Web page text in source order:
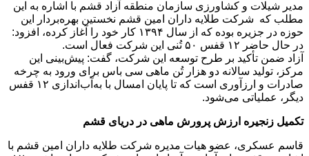
مدیر شیلات و کشاورزی سازمان منطقه آزاد قشم با اشاره به این
مطلب که شرکت طلایه داران امین قشم نخستین بهره‌بردار این
حوزه در جزیره بوده که از سال ۱۳۹۴ کار خود را آغاز کرده، افزود:
در حال حاضر ۱۲ قفس ۵۰ تُنی این شرکت فعال است.
آزاد ضمن تأکید بر طرح توسعه این شرکت، گفت: پیش‌بینی این
مرکز، تولید سالانه دو هزار تُن ماهی سی باس برای ورود به چرخه
صادرات و ارزآوری است که تا پایان امسال با به‌آب‌اندازی ۱۲ قفس
دیگر، عملیاتی می‌شود.
تکمیل زنجیره ارزش پرورش ماهی در دریای قشم
قاسم عسکری، عضو هیات مدیره شرکت طلایه داران امین قشم با